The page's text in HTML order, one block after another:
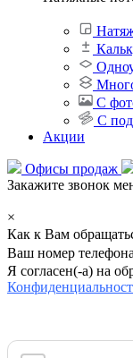
С
С
Акции
Офисы продаж
Закажите звонок
×
Как к Вам
Ваш номер телефона
Я согласен(-а) на